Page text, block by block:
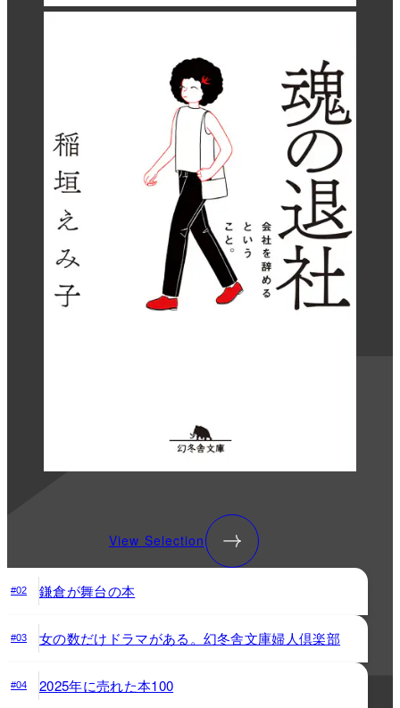
View Selection
#02 鎌倉が舞台の本
#03 女の数だけドラマがある。幻冬舎文庫婦人倶楽部
#04 2025年に売れた本100